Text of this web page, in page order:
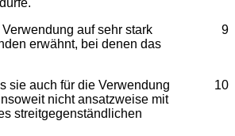
9
auf sehr stark
erwähnt, bei denen das
10
sie auch für die Verwendung
nicht ansatzweise mit
streitgegenständlichen